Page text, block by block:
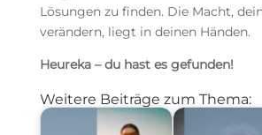
Lösungen zu finden. Die Macht,
verändern, liegt in deinen Händen.
Heureka – du hast es gefunden!
Weitere Beiträge zum Thema: